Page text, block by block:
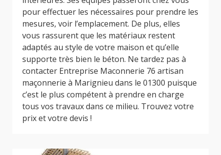
pour effectuer les nécessaires pour prendre les
mesures, voir l’emplacement. De plus, elles
vous rassurent que les matériaux restent
adaptés au style de votre maison et qu’elle
supporte très bien le béton. Ne tardez pas à
contacter Entreprise Maconnerie 76 artisan
maçonnerie à Marignieu dans le 01300 puisque
c’est le plus compétent à prendre en charge
tous vos travaux dans ce milieu. Trouvez votre
prix et votre devis !